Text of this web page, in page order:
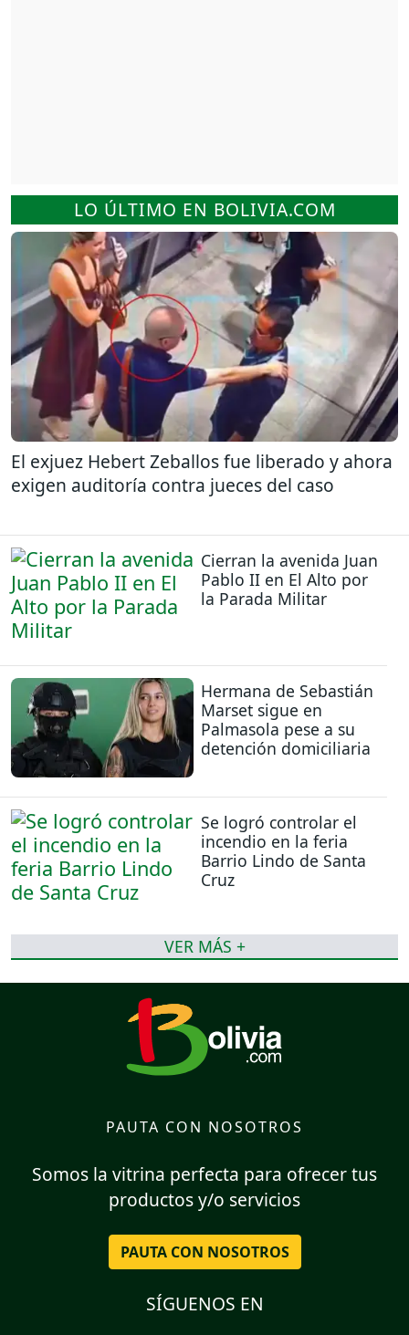
LO ÚLTIMO EN BOLIVIA.COM
El exjuez Hebert Zeballos fue liberado y ahora
exigen auditoría contra jueces del caso
Cierran la avenida Juan
Pablo II en El Alto por
la Parada Militar
Hermana de Sebastián
Marset sigue en
Palmasola pese a su
detención domiciliaria
Se logró controlar el
incendio en la feria
Barrio Lindo de Santa
Cruz
VER MÁS +
PAUTA CON NOSOTROS
Somos la vitrina perfecta para ofrecer tus
productos y/o servicios
PAUTA CON NOSOTROS
SÍGUENOS EN